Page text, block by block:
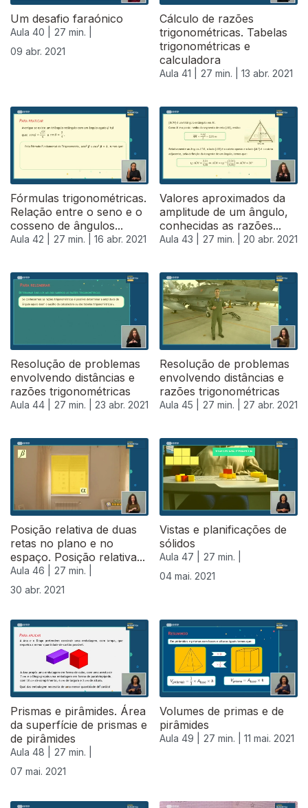
Um desafio faraónico
Aula 40 |
27 min. |
09 abr. 2021
Cálculo de razões
trigonométricas. Tabelas
trigonométricas e
calculadora
Aula 41 | 27 min. | 13 abr. 2021
Fórmulas trigonométricas.
Relação entre o seno e o
cosseno de ângulos...
Aula 42 | 27 min. | 16 abr. 2021
Valores aproximados da
amplitude de um ângulo,
conhecidas as razões...
Aula 43 | 27 min. | 20 abr. 2021
Resolução de problemas
envolvendo distâncias e
razões trigonométricas
Aula 44 | 27 min. | 23 abr. 2021
Resolução de problemas
envolvendo distâncias e
razões trigonométricas
Aula 45 | 27 min. | 27 abr. 2021
Posição relativa de duas
retas no plano e no
espaço. Posição relativa...
Aula 46 |
27 min. |
30 abr. 2021
Vistas e planificações de
sólidos
Aula 47 |
27 min. |
04 mai. 2021
541409
Prismas e pirâmides. Área
da superfície de prismas e
de pirâmides
Aula 48 |
27 min. |
07 mai. 2021
Volumes de primas e de
pirâmides
Aula 49 | 27 min. | 11 mai. 2021